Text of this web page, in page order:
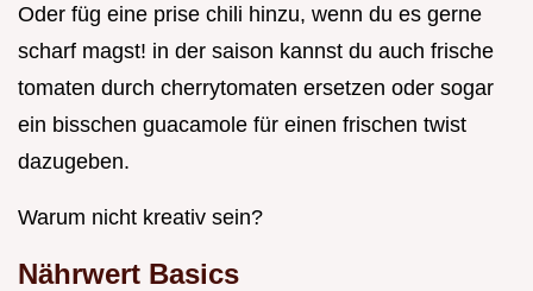
Oder füg eine prise chili hinzu, wenn du es gerne
scharf magst! in der saison kannst du auch frische
tomaten durch cherrytomaten ersetzen oder sogar
ein bisschen guacamole für einen frischen twist
dazugeben.
Warum nicht kreativ sein?
Nährwert Basics